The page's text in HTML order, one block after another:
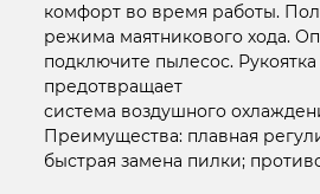
комфорт во время работы.
режима маятникового хода.
подключите пылесос.
предотвращает
система воздушного
Преимущества: плавная
быстрая замена пилки;